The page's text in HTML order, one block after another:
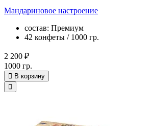
Мандариновое настроение
состав: Премиум
42 конфеты / 1000 гр.
2 200 ₽
1000 гр.
В корзину